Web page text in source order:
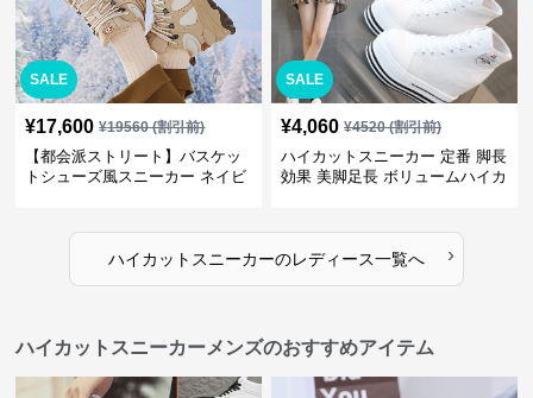
SALE
¥17,600 ¥19560(割引前)
【都会派ストリート】バスケッ
トシューズ風スニーカー ネイビ
SALE
¥4,060 ¥4520(割引前)
ハイカットスニーカー 定番 脚長
効果 美脚足長 ボリュームハイカ
かわいい
ハイカットスニーカーのレディース一覧へ ›
ハイカットスニーカーメンズのおすすめアイテム